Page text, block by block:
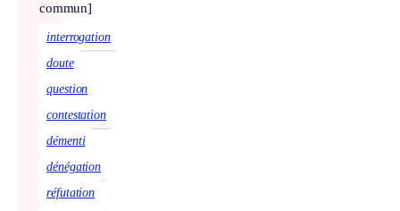
commun]
interrogation
doute
question
contestation
démenti
dénégation
réfutation